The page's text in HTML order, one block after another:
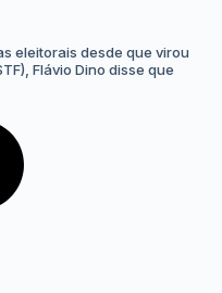
eleitorais desde que virou
Flávio Dino disse que